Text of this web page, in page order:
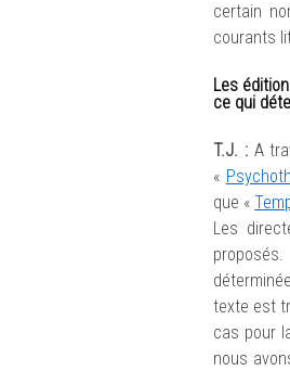
certain
courants
Les
ce qui
T.J. :A
«
que «
Les
texte est
cas pour
nous